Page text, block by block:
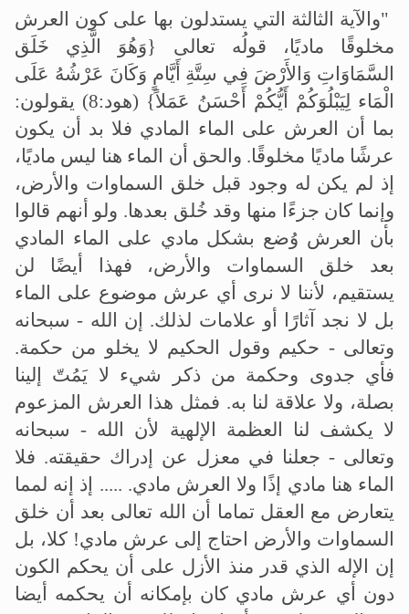
"والآية الثالثة التي يستدلون بها على كون العرش
مخلوقًا ماديًا، قولُه تعالى {وَهُوَ الَّذِي خَلَق
السَّمَاوَاتِ وَالأَرْضَ فِي سِتَّةِ أَيَّامٍ وَكَانَ عَرْشُهُ عَلَى
الْمَاء لِيَبْلُوَكُمْ أَيُّكُمْ أَحْسَنُ عَمَلاً} (هود:8) يقولون:
بما أن العرش على الماء المادي فلا بد أن يكون
عرشًا ماديًا مخلوقًا. والحق أن الماء هنا ليس ماديًا،
إذ لم يكن له وجود قبل خلق السماوات والأرض،
وإنما كان جزءًا منها وقد خُلق بعدها. ولو أنهم قالوا
بأن العرش وُضع بشكل مادي على الماء المادي
بعد خلق السماوات والأرض، فهذا أيضًا لن
يستقيم، لأننا لا نرى أي عرش موضوع على الماء
بل لا نجد آثارًا أو علامات لذلك. إن الله - سبحانه
وتعالى - حكيم وقول الحكيم لا يخلو من حكمة.
فأي جدوى وحكمة من ذكر شيء لا يَمُتّ إلينا
بصلة، ولا علاقة لنا به. فمثل هذا العرش المزعوم
لا يكشف لنا العظمة الإلهية لأن الله - سبحانه
وتعالى - جعلنا في معزل عن إدراك حقيقته. فلا
الماء هنا مادي إذًا ولا العرش مادي. ..... إذ إنه لمما
يتعارض مع العقل تماما أن الله تعالى بعد أن خلق
السماوات والأرض احتاج إلى عرش مادي! كلا، بل
إن الإله الذي قدر منذ الأزل على أن يحكم الكون
دون أي عرش مادي كان بإمكانه أن يحكمه أيضا